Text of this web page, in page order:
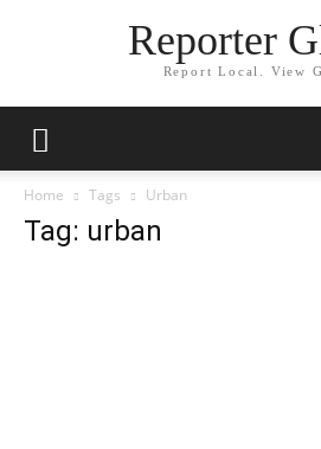
Reporter
Report Local. View
Home Tags Urban
Tag: urban